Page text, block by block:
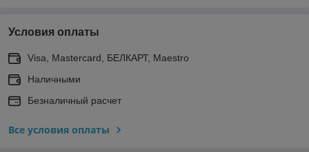
Условия оплаты
Visa, Mastercard, БЕЛКАРТ, Maestro
Наличными
Безналичный расчет
Все условия оплаты